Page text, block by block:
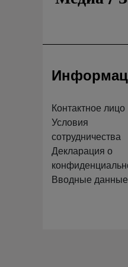
Контактное лицо
Условия
сотрудничества
Декларация о
Вводные данные